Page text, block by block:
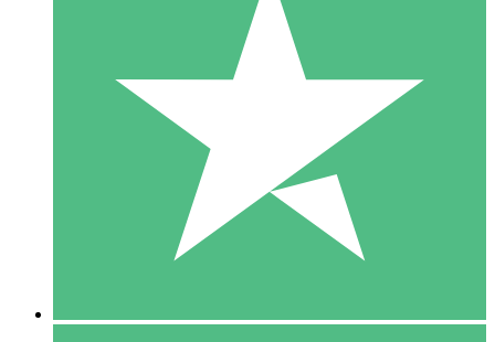
Individuele Creditpakketten
Betaal per gebruik met downloadtegoeden. Geen maandelijkse
1000